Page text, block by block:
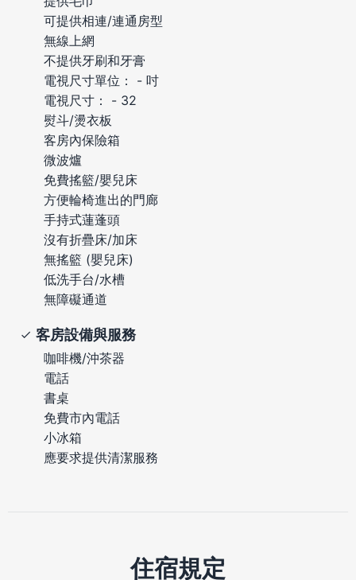
可提供相連/連通房型
無線上網
不提供牙刷和牙膏
電視尺寸單位： - 吋
電視尺寸： - 32
熨斗/燙衣板
客房內保險箱
微波爐
免費搖籃/嬰兒床
方便輪椅進出的門廊
手持式蓮蓬頭
沒有折疊床/加床
無搖籃 (嬰兒床)
低洗手台/水槽
無障礙通道
客房設備與服務
咖啡機/沖茶器
電話
書桌
免費市內電話
小冰箱
應要求提供清潔服務
住宿規定